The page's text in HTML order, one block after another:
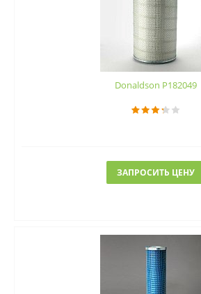
Donaldson P182049
ЗАПРОСИТЬ ЦЕНУ